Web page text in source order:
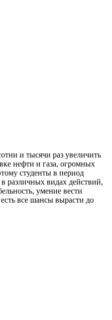
и тысячи раз увеличить
нефти и газа, огромных
студенты в период
различных видах действий,
умение вести
все шансы вырасти до